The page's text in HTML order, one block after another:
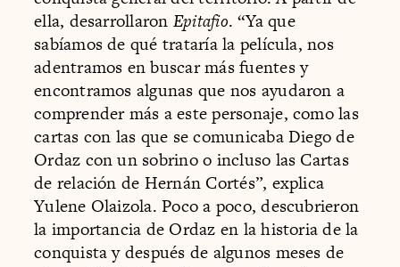
ella, desarrollaron Epitafio. “Ya que
sabíamos de qué trataría la película, nos
adentramos en buscar más fuentes y
encontramos algunas que nos ayudaron a
comprender más a este personaje, como las
cartas con las que se comunicaba Diego de
Ordaz con un sobrino o incluso las Cartas
de relación de Hernán Cortés”, explica
Yulene Olaizola. Poco a poco, descubrieron
la importancia de Ordaz en la historia de la
conquista y después de algunos meses de